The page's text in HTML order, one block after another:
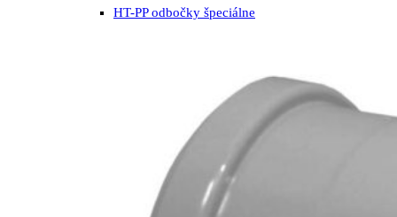
HT-PP odbočky špeciálne